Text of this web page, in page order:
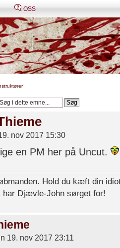
OSS
nov 2017 15:30
en PM her på Uncut.
Hold du kæft din
har Djævle-John sørget for!
19. nov 2017 23:11